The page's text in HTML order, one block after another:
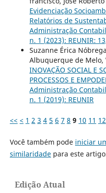
Evidenciação
Relatórios de
Administração
n. 1 (2023): REUNIR:
Suzanne Érica
Albuquerque de Melo,
INOVAÇÃO SOCIAL E
PROCESSOS E
Administração
n. 1 (2019): REUNIR
<< < 1 2 3 4 5 6 7 8 9 10 11 12
Você também pode iniciar
similaridadepara este
Edição Atual